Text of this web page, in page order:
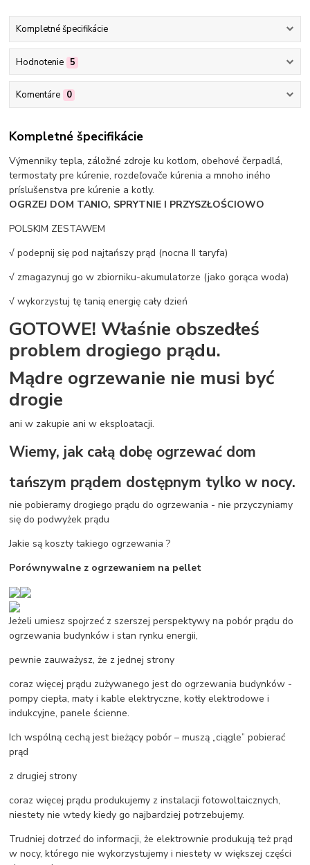
Kompletné špecifikácie
Hodnotenie 5
Komentáre 0
Kompletné špecifikácie
Výmenniky tepla, záložné zdroje ku kotlom, obehové čerpadlá,
termostaty pre kúrenie, rozdeľovače kúrenia a mnoho iného
príslušenstva pre kúrenie a kotly.
OGRZEJ DOM TANIO, SPRYTNIE I PRZYSZŁOŚCIOWO
POLSKIM ZESTAWEM
√ podepnij się pod najtańszy prąd (nocna II taryfa)
√ zmagazynuj go w zbiorniku-akumulatorze (jako gorąca woda)
√ wykorzystuj tę tanią energię cały dzień
GOTOWE! Właśnie obszedłeś
problem drogiego prądu.
Mądre ogrzewanie nie musi być
drogie
ani w zakupie ani w eksploatacji.
Wiemy, jak całą dobę ogrzewać dom
tańszym prądem dostępnym tylko w nocy.
nie pobieramy drogiego prądu do ogrzewania - nie przyczyniamy
się do podwyżek prądu
Jakie są koszty takiego ogrzewania ?
Porównywalne z ogrzewaniem na pellet
Jeżeli umiesz spojrzeć z szerszej perspektywy na pobór prądu do
ogrzewania budynków i stan rynku energii,
pewnie zauważysz, że z jednej strony
coraz więcej prądu zużywanego jest do ogrzewania budynków -
pompy ciepła, maty i kable elektryczne, kotły elektrodowe i
indukcyjne, panele ścienne.
Ich wspólną cechą jest bieżący pobór – muszą „ciągle” pobierać
prąd
z drugiej strony
coraz więcej prądu produkujemy z instalacji fotowoltaicznych,
niestety nie wtedy kiedy go najbardziej potrzebujemy.
Trudniej dotrzeć do informacji, że elektrownie produkują też prąd
w nocy, którego nie wykorzystujemy i niestety w większej części